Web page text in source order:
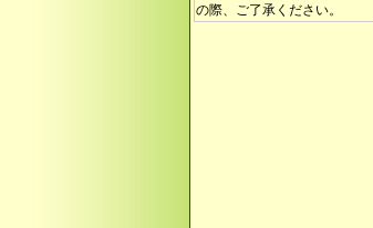
の際、ご了承ください。